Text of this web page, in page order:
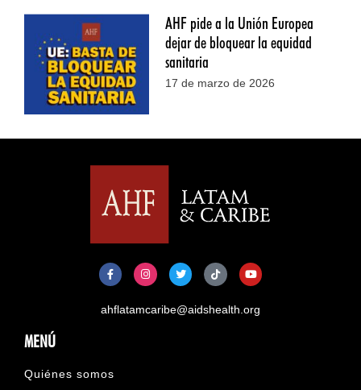
AHF pide a la Unión Europea
dejar de bloquear la equidad
sanitaria
17 de marzo de 2026
ahflatamcaribe@aidshealth.org
MENÚ
Quiénes somos